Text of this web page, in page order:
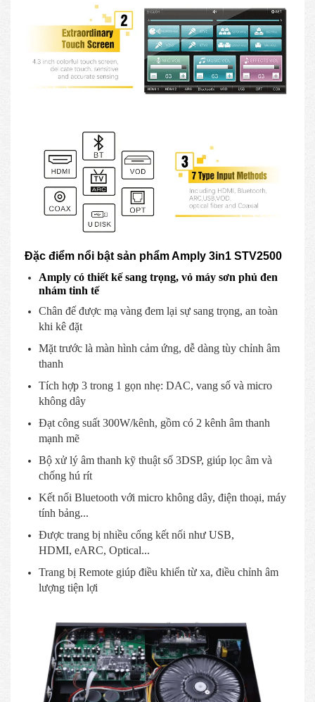
Đặc điểm nổi bật sản phẩm Amply 3in1 STV2500
Amply có thiết kế sang trọng, vỏ máy sơn phủ đen
nhám tinh tế
Chân đế được mạ vàng đem lại sự sang trọng, an toàn
khi kê đặt
Mặt trước là màn hình cảm ứng, dễ dàng tùy chỉnh âm
thanh
Tích hợp 3 trong 1 gọn nhẹ: DAC, vang số và micro
không dây
Đạt công suất 300W/kênh, gồm có 2 kênh âm thanh
mạnh mẽ
Bộ xử lý âm thanh kỹ thuật số 3DSP, giúp lọc âm và
chống hú rít
Kết nối Bluetooth với micro không dây, điện thoại, máy
tính bảng...
Được trang bị nhiều cổng kết nối như USB,
HDMI, eARC, Optical...
Trang bị Remote giúp điều khiển từ xa, điều chỉnh âm
lượng tiện lợi